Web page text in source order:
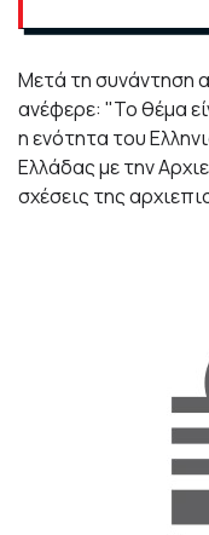
Μετά τη συνάντηση
ανέφερε: "Το θέμα
η ενότητα του
Ελλάδας με την
σχέσεις της